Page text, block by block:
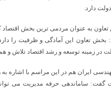
دارد.
تعاون به عنوان مردمی ترین بخش
بخش تعاون این آمادگی و ظرفیت را
در زمینه توسعه و رشد اقتصاد تلاش و
ایران هم در این مراسم با اشاره به
گفت: ساماندهی حرفه مدیریت می